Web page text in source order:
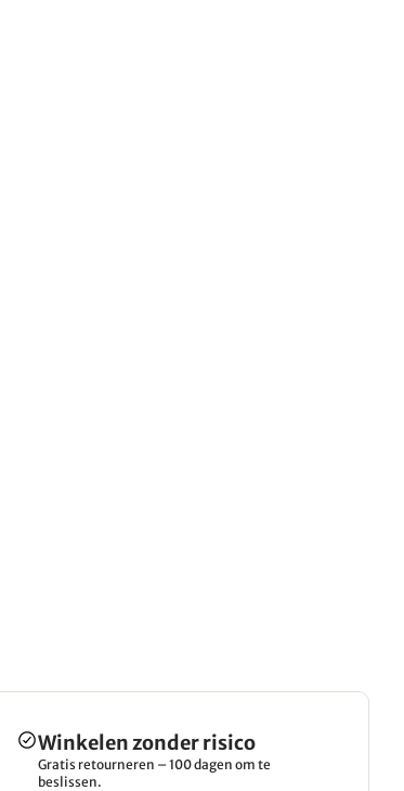
Winkelen zonder risico
Gratis retourneren – 100 dagen om te
beslissen.